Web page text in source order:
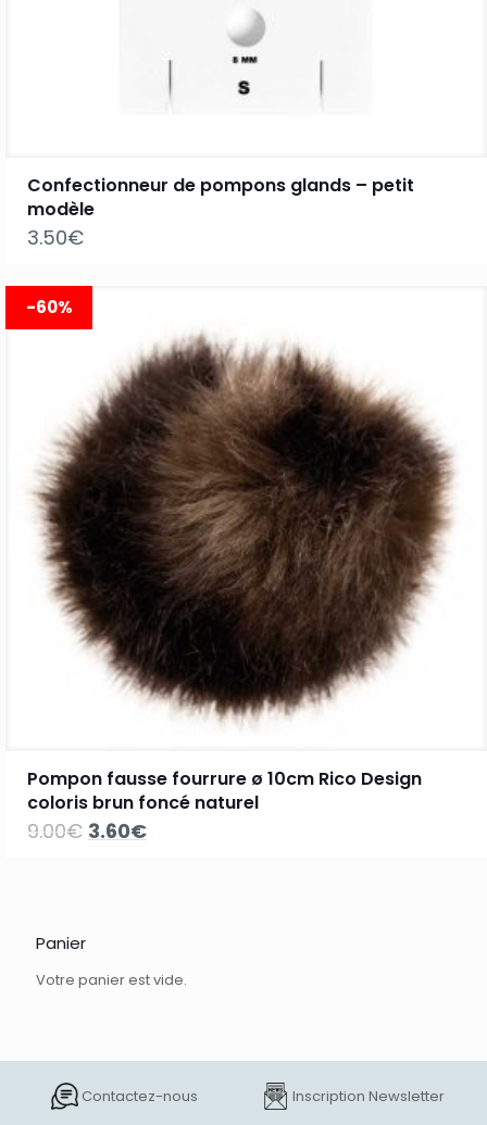
Confectionneur de pompons glands – petit
modèle
3.50€
-60%
Pompon fausse fourrure ø 10cm Rico Design
coloris brun foncé naturel
9.00€ Le
3.60€Le
Panier
Votre panier est vide.
Contactez-nous
Inscription Newsletter